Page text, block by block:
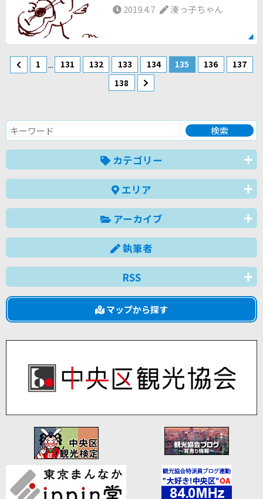
2019.4.7 湊っ子ちゃん
1 ... 131 132 133 134 135 136
137
138
カテゴリー
エリア
アーカイブ
執筆者
RSS
マップから探す